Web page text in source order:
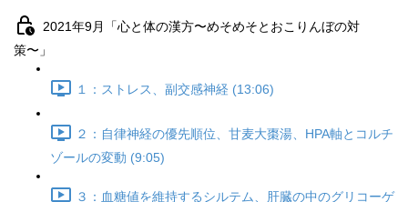
2021年9月「心と体の漢方〜めそめそとおこりんぼの対
策〜」
１：ストレス、副交感神経 (13:06)
２：自律神経の優先順位、甘麦大棗湯、HPA軸とコルチ
ゾールの変動 (9:05)
３：血糖値を維持するシルテム、肝臓の中のグリコーゲ